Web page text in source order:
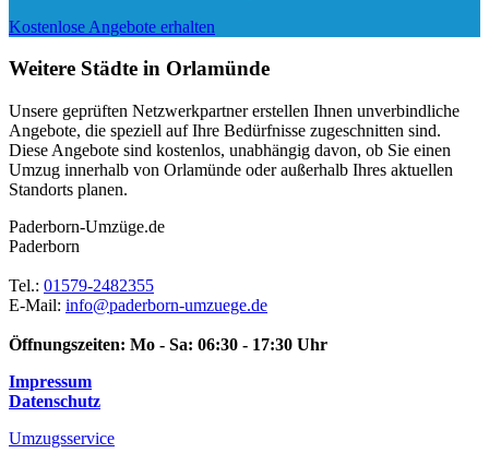
Kostenlose Angebote erhalten
Weitere Städte in Orlamünde
Unsere geprüften Netzwerkpartner erstellen Ihnen unverbindliche
Angebote, die speziell auf Ihre Bedürfnisse zugeschnitten sind.
Diese Angebote sind kostenlos, unabhängig davon, ob Sie einen
Umzug innerhalb von Orlamünde oder außerhalb Ihres aktuellen
Standorts planen.
Paderborn-Umzüge.de
Paderborn
Tel.: 01579-2482355
E-Mail: info@paderborn-umzuege.de
Öffnungszeiten: Mo - Sa: 06:30 - 17:30 Uhr
Impressum
Datenschutz
Umzugsservice